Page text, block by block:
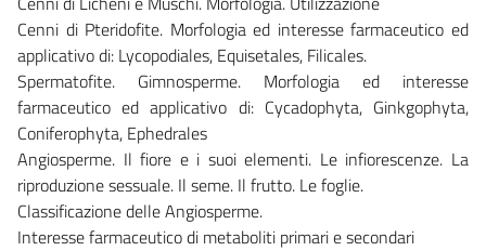
Cenni di Pteridofite. Morfologia ed interesse farmaceutico ed
applicativo di: Lycopodiales, Equisetales, Filicales.
Spermatofite. Gimnosperme. Morfologia ed interesse
farmaceutico ed applicativo di: Cycadophyta, Ginkgophyta,
Coniferophyta, Ephedrales
Angiosperme. Il fiore e i suoi elementi. Le infiorescenze. La
riproduzione sessuale. Il seme. Il frutto. Le foglie.
Classificazione delle Angiosperme.
Interesse farmaceutico di metaboliti primari e secondari